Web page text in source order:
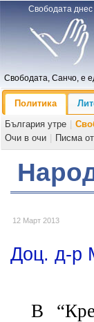
Свободата днес
Свободата, Санчо, е
Политика
България утре
Очи в очи
Писма
12 Март 2013
Доц. д-р
В